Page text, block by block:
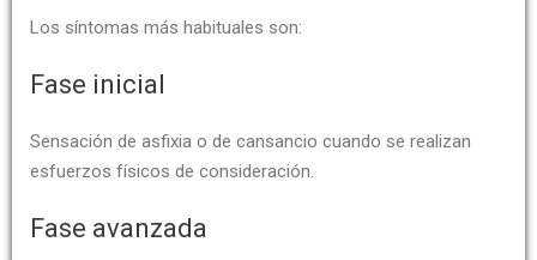
Los síntomas más habituales son:
Fase inicial
Sensación de asfixia o de cansancio cuando se realizan
esfuerzos físicos de consideración.
Fase avanzada